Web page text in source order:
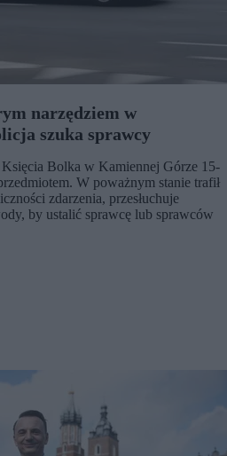
narzędziem w
szuka sprawcy
Bolka w Kamiennej Górze 15-
W poważnym stanie trafił
zdarzenia, przesłuchuje
by ustalić sprawcę lub sprawców